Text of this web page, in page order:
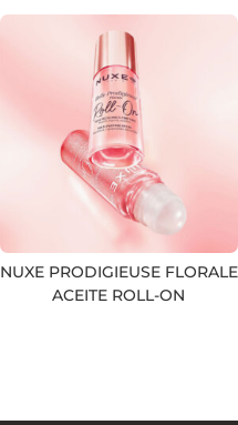
NUXE PRODIGIEUSE FLORALE
ACEITE ROLL-ON